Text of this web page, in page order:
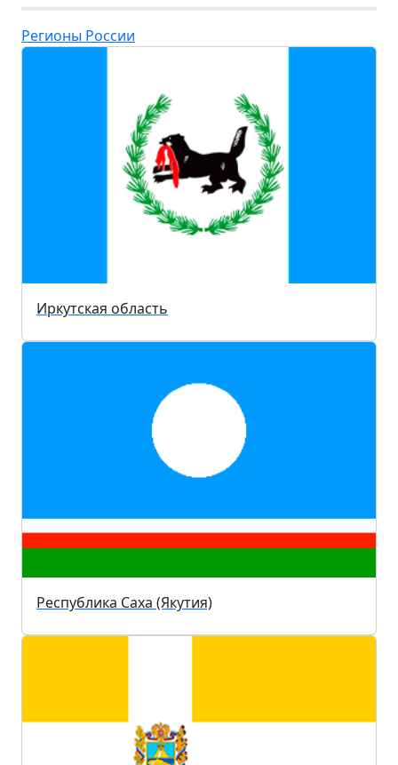
Регионы России
Иркутская область
Республика Саха (Якутия)